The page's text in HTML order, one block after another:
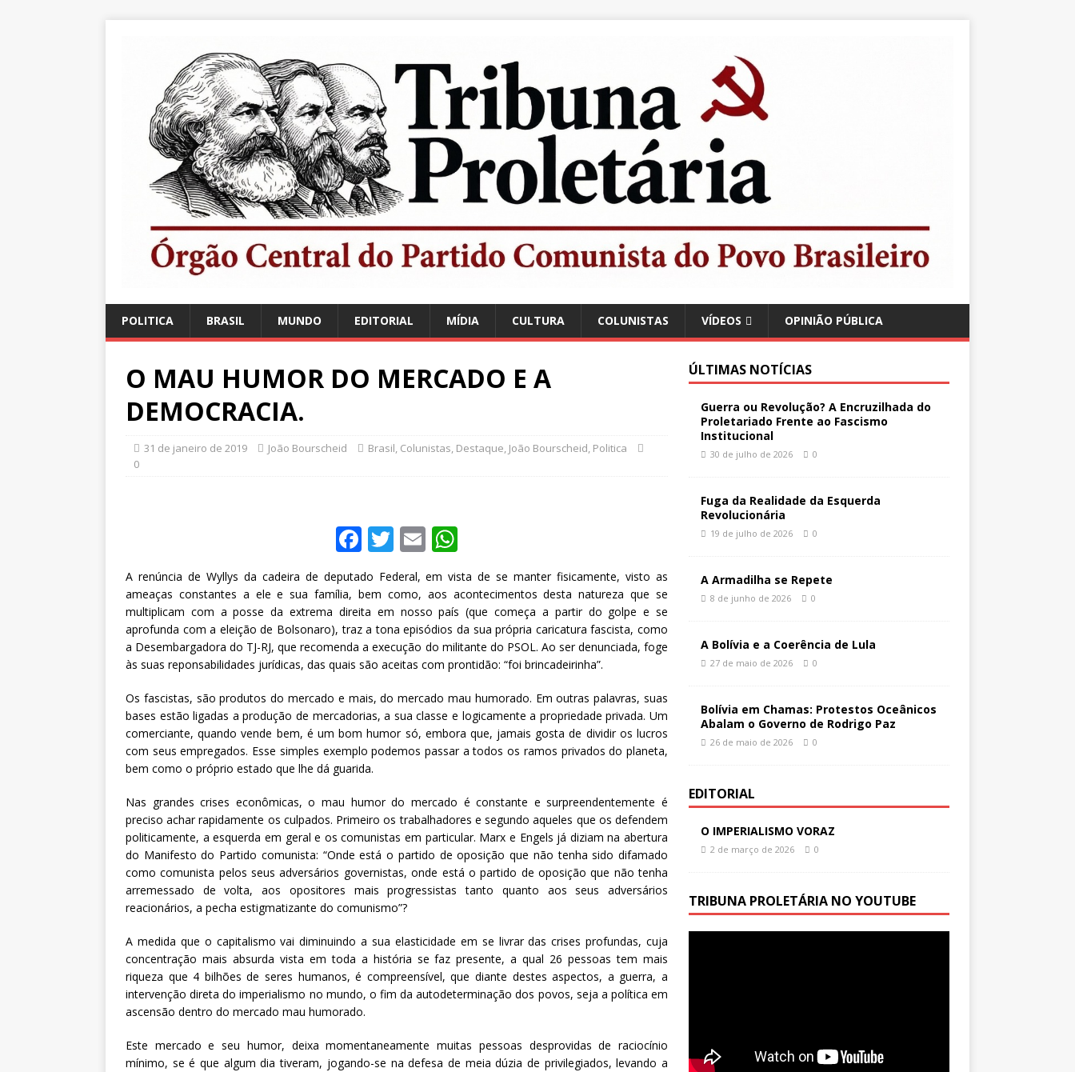
POLITICA BRASIL MUNDO EDITORIAL MÍDIA CULTURA COLUNISTAS VÍDEOS OPINIÃO PÚBLICA
O MAU HUMOR DO MERCADO E A
DEMOCRACIA.
31 de janeiro de 2019 João Bourscheid Brasil, Colunistas, Destaque, João Bourscheid, Politica
0
F
a
c
e
b
o
o
k
T
w
it
te
r
E
ai
l
h
at
s
A
p
p
A renúncia de Wyllys da cadeira de deputado Federal, em vista de se manter fisicamente, visto as
ameaças constantes a ele e sua família, bem como, aos acontecimentos desta natureza que se
multiplicam com a posse da extrema direita em nosso país (que começa a partir do golpe e se
aprofunda com a eleição de Bolsonaro), traz a tona episódios da sua própria caricatura fascista, como
a Desembargadora do TJ-RJ, que recomenda a execução do militante do PSOL. Ao ser denunciada, foge
às suas reponsabilidades jurídicas, das quais são aceitas com prontidão: “foi brincadeirinha”.
Os fascistas, são produtos do mercado e mais, do mercado mau humorado. Em outras palavras, suas
bases estão ligadas a produção de mercadorias, a sua classe e logicamente a propriedade privada. Um
comerciante, quando vende bem, é um bom humor só, embora que, jamais gosta de dividir os lucros
com seus empregados. Esse simples exemplo podemos passar a todos os ramos privados do planeta,
bem como o próprio estado que lhe dá guarida.
Nas grandes crises econômicas, o mau humor do mercado é constante e surpreendentemente é
preciso achar rapidamente os culpados. Primeiro os trabalhadores e segundo aqueles que os defendem
politicamente, a esquerda em geral e os comunistas em particular. Marx e Engels já diziam na abertura
do Manifesto do Partido comunista: “Onde está o partido de oposição que não tenha sido difamado
como comunista pelos seus adversários governistas, onde está o partido de oposição que não tenha
arremessado de volta, aos opositores mais progressistas tanto quanto aos seus adversários
reacionários, a pecha estigmatizante do comunismo”?
A medida que o capitalismo vai diminuindo a sua elasticidade em se livrar das crises profundas, cuja
concentração mais absurda vista em toda a história se faz presente, a qual 26 pessoas tem mais
riqueza que 4 bilhões de seres humanos, é compreensível, que diante destes aspectos, a guerra, a
intervenção direta do imperialismo no mundo, o fim da autodeterminação dos povos, seja a política em
ascensão dentro do mercado mau humorado.
Este mercado e seu humor, deixa momentaneamente muitas pessoas desprovidas de raciocínio
mínimo, se é que algum dia tiveram, jogando-se na defesa de meia dúzia de privilegiados, levando a
ÚLTIMAS NOTÍCIAS
Guerra ou Revolução? A Encruzilhada do
Proletariado Frente ao Fascismo
Institucional
30 de julho de 2026 0
Fuga da Realidade da Esquerda
Revolucionária
19 de julho de 2026 0
A Armadilha se Repete
8 de junho de 2026 0
A Bolívia e a Coerência de Lula
27 de maio de 2026 0
Bolívia em Chamas: Protestos Oceânicos
Abalam o Governo de Rodrigo Paz
26 de maio de 2026 0
EDITORIAL
O IMPERIALISMO VORAZ
2 de março de 2026 0
TRIBUNA PROLETÁRIA NO YOUTUBE